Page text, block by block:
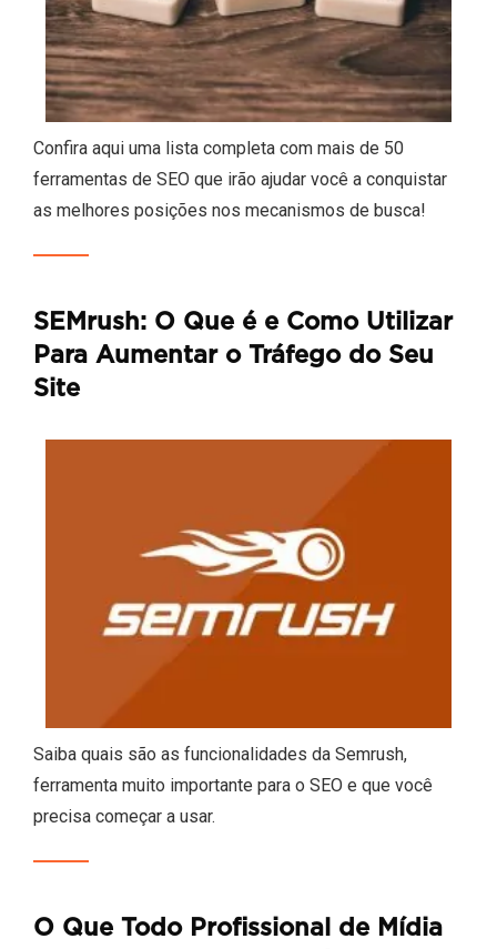
Confira aqui uma lista completa com mais de 50
ferramentas de SEO que irão ajudar você a conquistar
as melhores posições nos mecanismos de busca!
SEMrush: O Que é e Como Utilizar
Para Aumentar o Tráfego do Seu
Site
Saiba quais são as funcionalidades da Semrush,
ferramenta muito importante para o SEO e que você
precisa começar a usar.
O Que Todo Profissional de Mídia